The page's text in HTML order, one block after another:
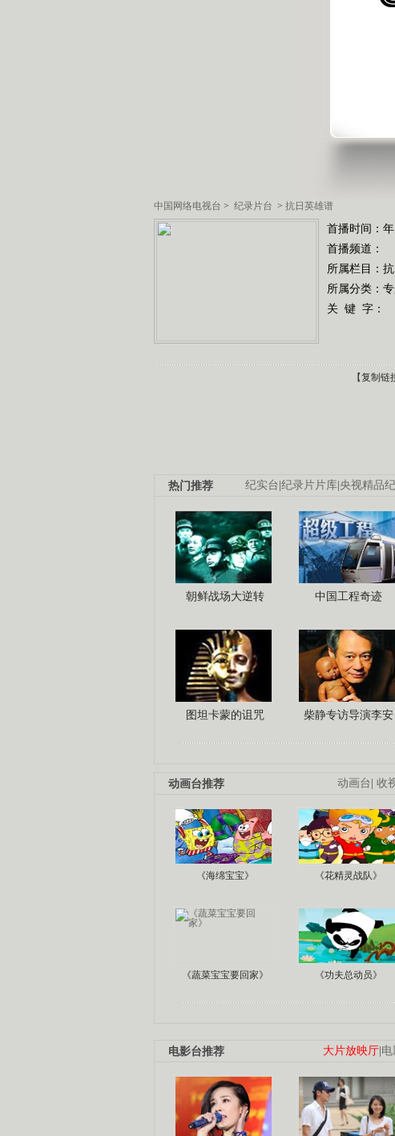
中国网络电视台 > 纪录片台 > 抗日英雄谱
首播时间：
首播频道：
所属栏目：
所属分类：
关 键 字：
【复制链
纪实台 纪录片片库 央视精品
热门推荐
朝鲜战场大逆转 中国工程奇迹
图坦卡蒙的诅咒 柴静专访导演李安
动画台 收
动画台推荐
《海绵宝宝》 《花精灵战队》
《蔬菜宝宝要回家》 《功夫总动员》
大片放映厅
电影台推荐